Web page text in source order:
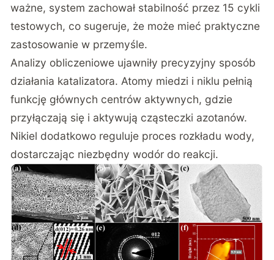
ważne, system zachował stabilność przez 15 cykli
testowych, co sugeruje, że może mieć praktyczne
zastosowanie w przemyśle.
Analizy obliczeniowe ujawniły precyzyjny sposób
działania katalizatora. Atomy miedzi i niklu pełnią
funkcję głównych centrów aktywnych, gdzie
przyłączają się i aktywują cząsteczki azotanów.
Nikiel dodatkowo reguluje proces rozkładu wody,
dostarczając niezbędny wodór do reakcji.